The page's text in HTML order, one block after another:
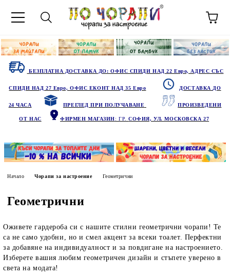
БЕЗПЛАТНА ДОСТАВКА ДО: ОФИС СПИДИ НАД 22 Евро, АДРЕС СЪС
СПИДИ НАД 27 Евро, ОФИС ЕКОНТ НАД 35 Евро ДОСТАВКА ДО
24 ЧАСА ПРЕГЛЕД ПРИ ПОЛУЧАВАНЕ ПРОИЗВЕДЕНИ
ОТ НАС ФИРМЕН МАГАЗИН: ГР.СОФИЯ, УЛ. МОСКОВСКА 27
Начало Чорапи за настроение Геометрични
Геометрични
Оживете гардероба си с нашите стилни геометрични чорапи! Те
са не само удобни, но и смел акцент за всеки тоалет. Перфектни
за добавяне на индивидуалност и за повдигане на настроението.
Изберете вашия любим геометричен дизайн и стъпете уверено в
света на модата!